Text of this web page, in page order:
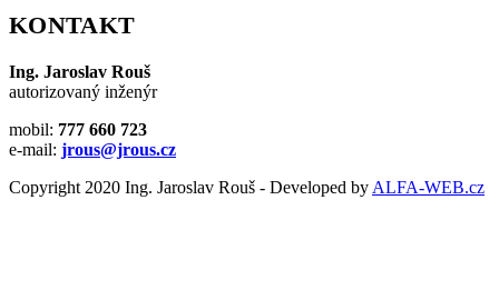
KONTAKT
Ing. Jaroslav Rouš
autorizovaný inženýr
mobil: 777 660 723
e-mail: jrous@jrous.cz
Copyright 2020 Ing. Jaroslav Rouš - Developed by ALFA-WEB.cz